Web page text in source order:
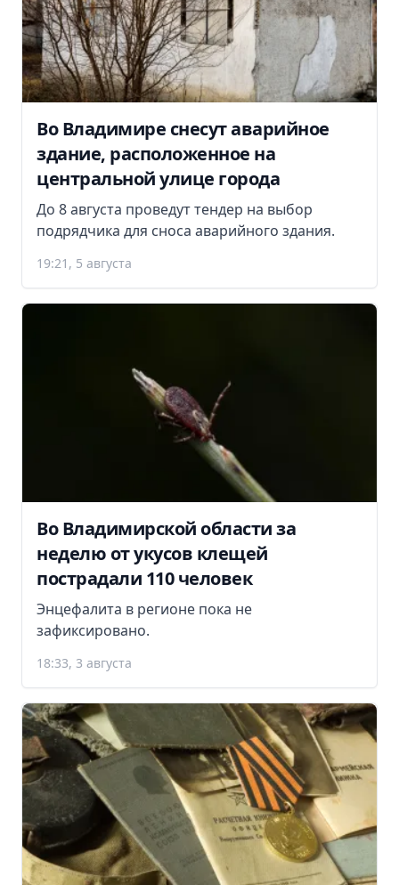
Во Владимире снесут аварийное
здание, расположенное на
центральной улице города
До 8 августа проведут тендер на выбор
подрядчика для сноса аварийного здания.
19:21, 5 августа
Во Владимирской области за
неделю от укусов клещей
пострадали 110 человек
Энцефалита в регионе пока не
зафиксировано.
18:33, 3 августа